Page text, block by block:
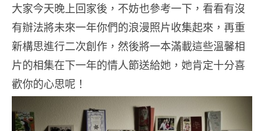
大家今天晚上回家後，不妨也參考一下，看看有沒
有辦法將未來一年你們的浪漫照片收集起來，再重
新構思進行二次創作，然後將一本滿載這些溫馨相
片的相集在下一年的情人節送給她，她肯定十分喜
歡你的心思呢！